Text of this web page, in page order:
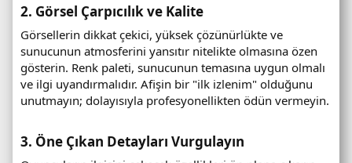
y
n
c
u
s
a
ı
2. Görsel Çarpıcılık ve Kalite
Görsellerin dikkat çekici, yüksek çözünürlükte ve
sunucunun atmosferini yansıtır nitelikte olmasına özen
gösterin. Renk paleti, sunucunun temasına uygun olmalı
ve ilgi uyandırmalıdır. Afişin bir "ilk izlenim" olduğunu
unutmayın; dolayısıyla profesyonellikten ödün vermeyin.
3. Öne Çıkan Detayları Vurgulayın